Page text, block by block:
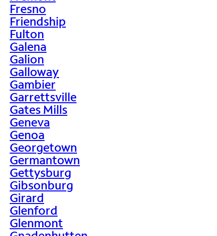
Fresno
Friendship
Fulton
Galena
Galion
Galloway
Gambier
Garrettsville
Gates Mills
Geneva
Genoa
Georgetown
Germantown
Gettysburg
Gibsonburg
Girard
Glenford
Glenmont